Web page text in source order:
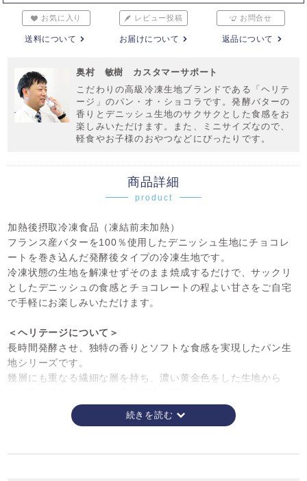
お気に入り レビュー投稿 お問合せ
送料について お届けについて 返品について
奥村 敏樹 カスタマーサポート
こだわりの高級冷凍生地ブランドである「ヘリテ
ージ」のパン・オ・ショコラです。発酵バターの
香りとデニッシュ生地のサクサクとした食感をお
楽しみいただけます。また、ミニサイズなので、
軽食やお子様のおやつなどにぴったりです。
商品詳細
product
加熱後摂取冷凍食品（凍結前未加熱）
フランス産バターを100％使用したデニッシュ生地にチョコレ
ートを巻き込んだ発酵後タイプの冷凍生地です。
冷凍状態の生地を解凍せずそのまま焼成するだけで、サックリ
としたデニッシュの食感とチョコレートの程よい甘さをご自宅
で手軽にお楽しみいただけます。
＜ヘリテージについて＞
長時間発酵させ、独特の香りとソフトな食感を実現したパン生
地シリーズです。
幾層にも重なる繊細な層を持ち、濃い黄金色をした生地から
本場フランスを中心に世界的に利用されている冷凍生地です。
購入ください。